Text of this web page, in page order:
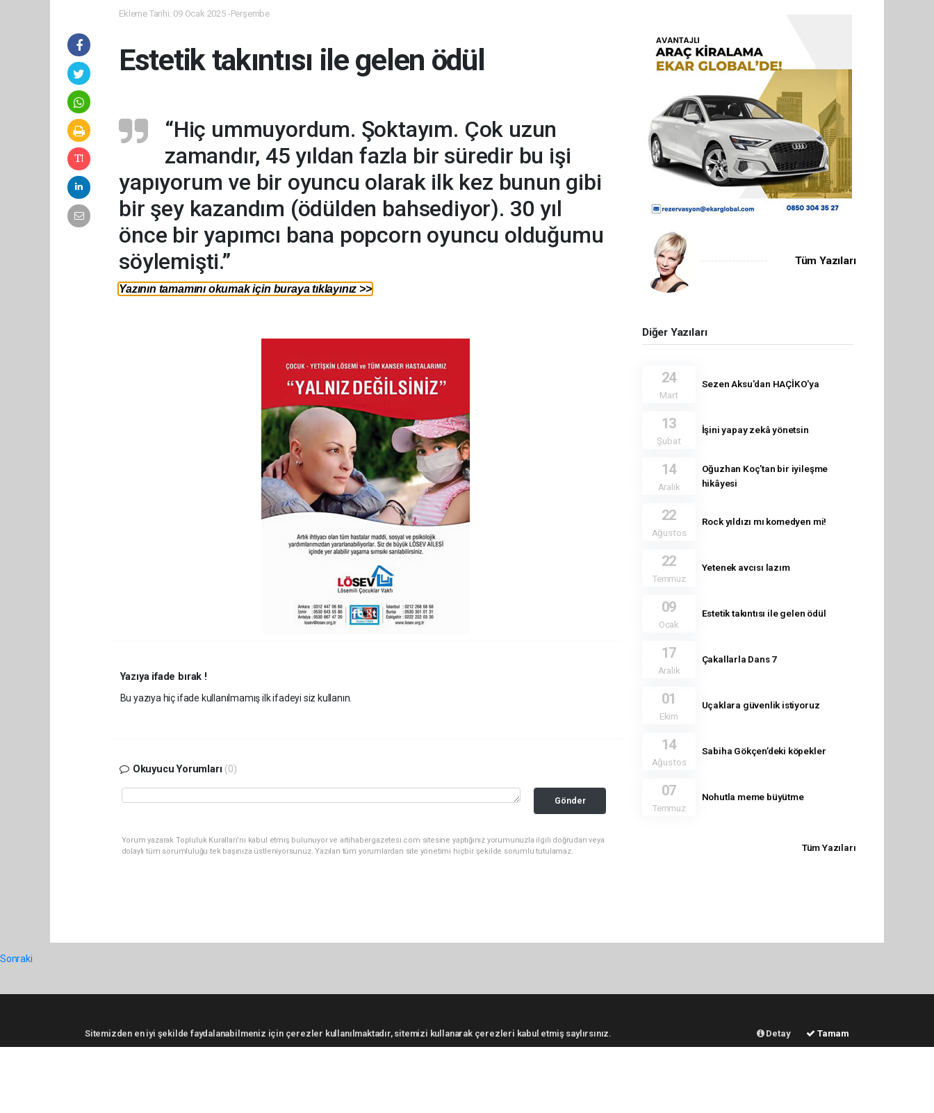
Ekleme Tarihi: 09 Ocak 2025 -Perşembe
Estetik takıntısı ile gelen ödül
“Hiç ummuyordum. Şoktayım. Çok uzun
zamandır, 45 yıldan fazla bir süredir bu işi
yapıyorum ve bir oyuncu olarak ilk kez bunun gibi
bir şey kazandım (ödülden bahsediyor). 30 yıl
önce bir yapımcı bana popcorn oyuncu olduğumu
söylemişti.”
Yazının tamamını okumak için buraya tıklayınız >>
Yazıya ifade bırak !
Bu yazıya hiç ifade kullanılmamış ilk ifadeyi siz kullanın.
Okuyucu Yorumları (0)
Gönder
Yorum yazarak Topluluk Kuralları’nı kabul etmiş bulunuyor ve artihabergazetesi.com sitesine yaptığınız yorumunuzla ilgili doğrudan veya
dolaylı tüm sorumluluğu tek başınıza üstleniyorsunuz. Yazılan tüm yorumlardan site yönetimi hiçbir şekilde sorumlu tutulamaz.
Tüm Yazıları
Diğer Yazıları
24
Mart
Sezen Aksu'dan HAÇİKO'ya
13
Şubat
İşini yapay zekâ yönetsin
14
Aralık
Oğuzhan Koç'tan bir iyileşme
hikâyesi
22
Ağustos
Rock yıldızı mı komedyen mi!
22
Temmuz
Yetenek avcısı lazım
09
Ocak
Estetik takıntısı ile gelen ödül
17
Aralık
Çakallarla Dans 7
01
Ekim
Uçaklara güvenlik istiyoruz
14
Ağustos
Sabiha Gökçen’deki köpekler
07
Temmuz
Nohutla meme büyütme
Tüm Yazıları
Sonraki
Sitemizden en iyi şekilde faydalanabilmeniz için çerezler kullanılmaktadır, sitemizi kullanarak çerezleri kabul etmiş saylırsınız. Detay Tamam